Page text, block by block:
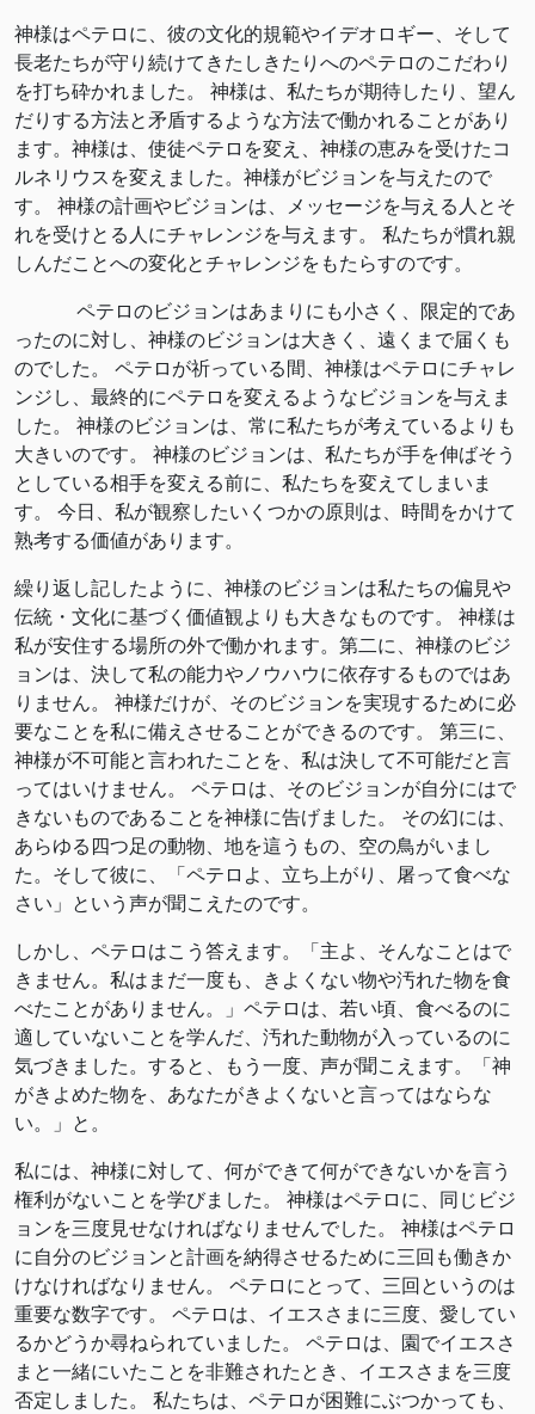
神様はペテロに、彼の文化的規範やイデオロギー、そして
長老たちが守り続けてきたしきたりへのペテロのこだわり
を打ち砕かれました。 神様は、私たちが期待したり、望ん
だりする方法と矛盾するような方法で働かれることがあり
ます。神様は、使徒ペテロを変え、神様の恵みを受けたコ
ルネリウスを変えました。神様がビジョンを与えたので
す。 神様の計画やビジョンは、メッセージを与える人とそ
れを受けとる人にチャレンジを与えます。 私たちが慣れ親
しんだことへの変化とチャレンジをもたらすのです。
ペテロのビジョンはあまりにも小さく、限定的であ
ったのに対し、神様のビジョンは大きく、遠くまで届くも
のでした。 ペテロが祈っている間、神様はペテロにチャレ
ンジし、最終的にペテロを変えるようなビジョンを与えま
した。 神様のビジョンは、常に私たちが考えているよりも
大きいのです。 神様のビジョンは、私たちが手を伸ばそう
としている相手を変える前に、私たちを変えてしまいま
す。 今日、私が観察したいくつかの原則は、時間をかけて
熟考する価値があります。
繰り返し記したように、神様のビジョンは私たちの偏見や
伝統・文化に基づく価値観よりも大きなものです。 神様は
私が安住する場所の外で働かれます。第二に、神様のビジ
ョンは、決して私の能力やノウハウに依存するものではあ
りません。 神様だけが、そのビジョンを実現するために必
要なことを私に備えさせることができるのです。 第三に、
神様が不可能と言われたことを、私は決して不可能だと言
ってはいけません。 ペテロは、そのビジョンが自分にはで
きないものであることを神様に告げました。 その幻には、
あらゆる四つ足の動物、地を這うもの、空の鳥がいまし
た。そして彼に、「ペテロよ、立ち上がり、屠って食べな
さい」という声が聞こえたのです。
しかし、ペテロはこう答えます。「主よ、そんなことはで
きません。私はまだ一度も、きよくない物や汚れた物を食
べたことがありません。」ペテロは、若い頃、食べるのに
適していないことを学んだ、汚れた動物が入っているのに
気づきました。すると、もう一度、声が聞こえます。「神
がきよめた物を、あなたがきよくないと言ってはならな
い。」と。
私には、神様に対して、何ができて何ができないかを言う
権利がないことを学びました。 神様はペテロに、同じビジ
ョンを三度見せなければなりませんでした。 神様はペテロ
に自分のビジョンと計画を納得させるために三回も働きか
けなければなりません。 ペテロにとって、三回というのは
重要な数字です。 ペテロは、イエスさまに三度、愛してい
るかどうか尋ねられていました。 ペテロは、園でイエスさ
まと一緒にいたことを非難されたとき、イエスさまを三度
否定しました。 私たちは、ペテロが困難にぶつかっても、